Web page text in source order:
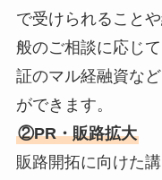
で受けられること
般のご相談に応じ
証のマル経融資な
ができます。
②PR・販路拡大
販路開拓に向けた